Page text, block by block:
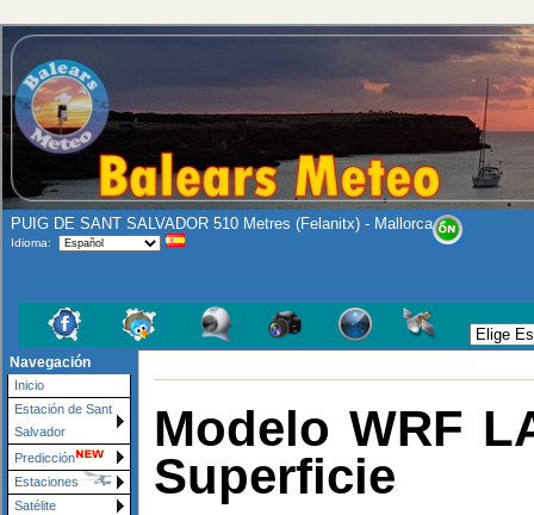
PUIG DE SANT SALVADOR 510 Metres (Felanitx) - Mallorca
Idioma:
Navegación
Inicio
Estación de Sant
Salvador
Predicción
Estaciones
Satélite
Modelo WRF
Superficie